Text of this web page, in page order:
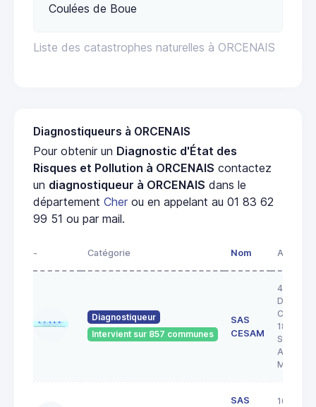
Liste des catastrophes naturelles à ORCENAIS
Coulées de Boue
Diagnostiqueurs à ORCENAIS
Pour obtenir un Diagnostic d'État des
Risques et Pollution à ORCENAIS contactez
un diagnostiqueur à ORCENAIS dans le
département Cher ou en appelant au 01 83 62
99 51 ou par mail.
- Catégorie Nom Adresse
Diagnostiqueur
Intervient sur 857 communes
SAS
CESAM
43 RUE
COULON
18200
SAINT
AMAND
SAS
103 rue